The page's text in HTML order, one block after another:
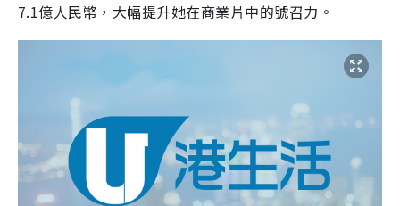
7.1億人民幣，大幅提升她在商業片中的號召力。